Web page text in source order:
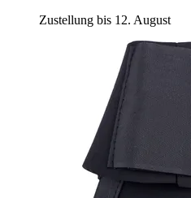
Zustellung bis 12. August